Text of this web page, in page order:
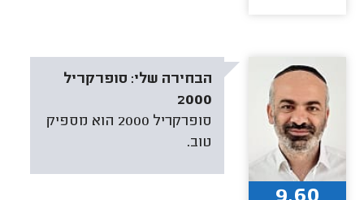
הבחירה שלי: סופרקריל
2000
סופרקריל 2000 הוא מספיק
טוב.